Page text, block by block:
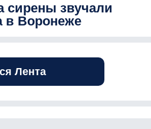
сирены звучали
в Воронеже
Лента